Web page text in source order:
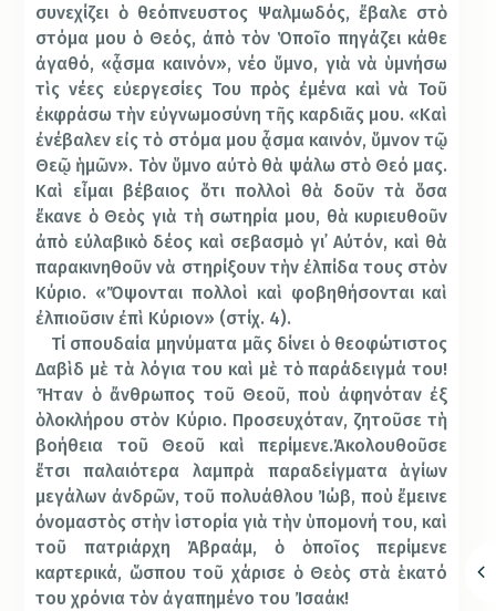
συνεχίζει ὁ θεόπνευστος Ψαλμωδός, ἔβαλε στὸ
στόμα μου ὁ Θεός, ἀ­πὸ τὸν Ὁποῖο πηγάζει κάθε
ἀγαθό, «ᾆσμα καινόν», νέο ὕμνο, γιὰ νὰ ὑμνήσω
τὶς νέες εὐεργεσίες Του πρὸς ἐμένα καὶ νὰ Τοῦ
ἐκφράσω τὴν εὐγνωμοσύνη τῆς καρδιᾶς μου. «Καὶ
ἐνέβαλεν εἰς τὸ στόμα μου ᾆσμα καινόν, ὕμνον τῷ
Θε­ῷ ἡμῶν». Τὸν ὕμνο αὐτὸ θὰ ψάλω στὸ Θεό μας.
Καὶ εἶμαι βέβαιος ὅτι πολλοὶ θὰ δοῦν τὰ ὅσα
ἔκανε ὁ Θεὸς γιὰ τὴ σωτηρία μου, θὰ κυριευθοῦν
ἀπὸ εὐλαβικὸ δέος καὶ σεβασμὸ γι᾿ Αὐτόν, καὶ θὰ
παρακινηθοῦν νὰ στηρίξουν τὴν ἐλπίδα τους στὸν
Κύριο. «Ὄψονται πολλοὶ καὶ φοβηθήσονται καὶ
ἐλπιοῦσιν ἐπὶ Κύριον» (στίχ. 4).
Τί σπουδαία μηνύματα μᾶς δίνει ὁ θεο­­­φώτιστος
Δαβὶδ μὲ τὰ λόγια του καὶ μὲ τὸ παράδειγμά του!
Ἦταν ὁ ἄνθρωπος τοῦ Θεοῦ, ποὺ ἀφηνόταν ἐξ
ὁλοκλήρου στὸν Κύριο. Προσευχόταν, ζητοῦσε τὴ
βοήθεια τοῦ Θεοῦ καὶ περίμε­νε.Ἀκολουθοῦσε
ἔτσι παλαιότερα λαμ­πρὰ παραδείγματα ἁγίων
μεγάλων ἀν­δρῶν, τοῦ πολυάθλου Ἰώβ, ποὺ ἔμεινε
ὀνομαστὸς στὴν ἱστορία γιὰ τὴν ὑπομονή του, καὶ
τοῦ πατριάρχη Ἀβραάμ, ὁ ὁποῖος περίμενε
καρτερικά, ὥσπου τοῦ χάρισε ὁ Θεὸς στὰ ἑκατό
του χρόνια τὸν ἀγαπημένο του Ἰσαάκ!